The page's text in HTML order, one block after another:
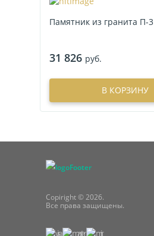
Памятник из гранита П-3
31 826 руб.
В КОРЗИНУ
Copiright © 2026.
Все права защищены.